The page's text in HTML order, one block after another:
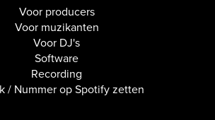
Voor producers
Voor muzikanten
Voor DJ's
Software
Recording
/ Nummer op Spotify zetten